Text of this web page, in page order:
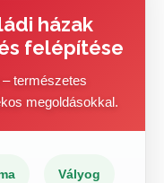
házak
felépítése
természetes
megoldásokkal.
Vályog